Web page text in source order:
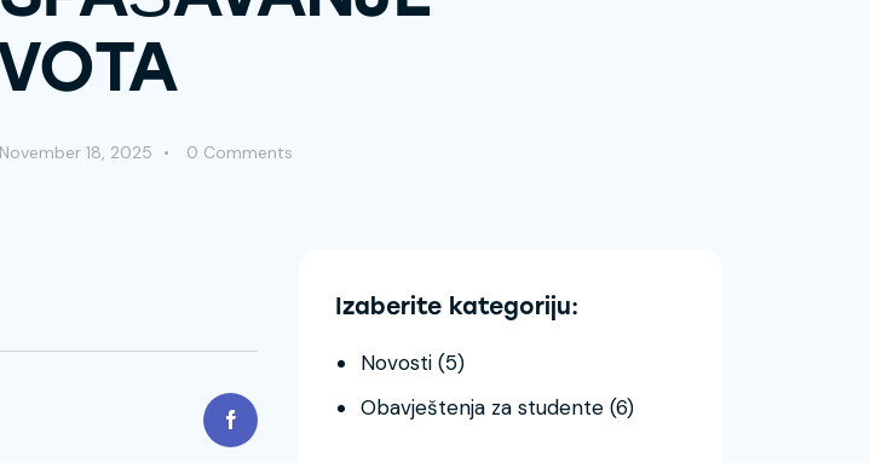
November 18, 2025 0 Comments
Izaberite kategoriju:
Novosti(5)
Obavještenja za studente(6)